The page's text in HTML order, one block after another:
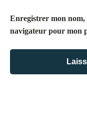
Enregistrer mon nom,
navigateur pour mon